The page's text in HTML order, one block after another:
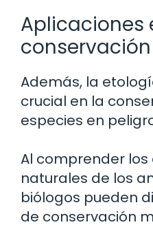
Aplicaciones
conservación
Además, la
crucial en la
especies en
Al comprender
naturales de los
biólogos pueden
de conservación